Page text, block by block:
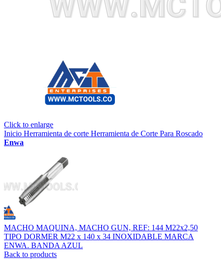
Click to enlarge
Inicio Herramienta de corte Herramienta de Corte Para Roscado
Enwa
MACHO MAQUINA, MACHO GUN, REF: 144 M22x2,50
TIPO DORMER M22 x 140 x 34 INOXIDABLE MARCA
ENWA. BANDA AZUL
Back to products